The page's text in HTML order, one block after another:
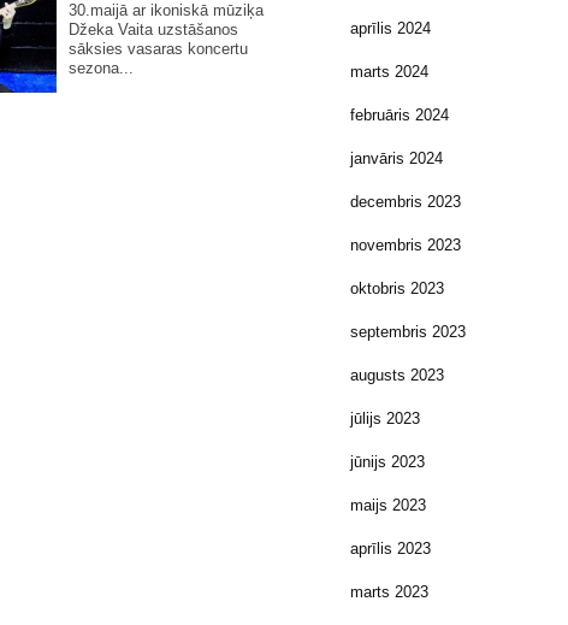
30.maijā ar ikoniskā mūziķa
Džeka Vaita uzstāšanos
sāksies vasaras koncertu
sezona...
aprīlis 2024
marts 2024
februāris 2024
janvāris 2024
decembris 2023
novembris 2023
oktobris 2023
septembris 2023
augusts 2023
jūlijs 2023
jūnijs 2023
maijs 2023
aprīlis 2023
marts 2023